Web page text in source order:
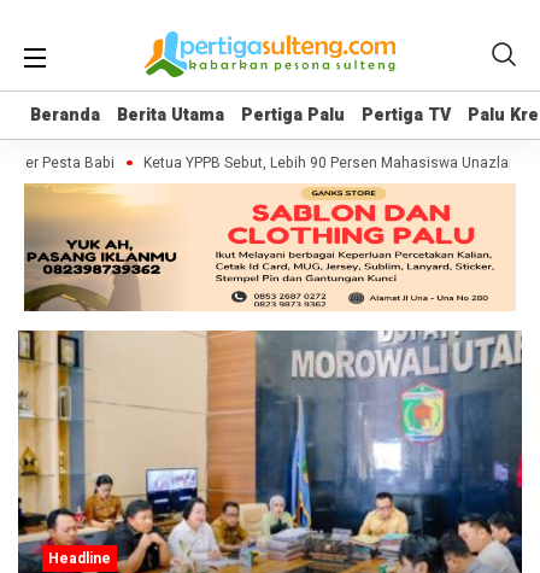
Beranda Berita Utama Pertiga Palu Pertiga TV Palu
Beranda Berita Utama Pertiga Palu Pertiga TV Palu
Pesta Babi Ketua YPPB Sebut, Lebih 90 Persen Mahasiswa Unazlam
Headline